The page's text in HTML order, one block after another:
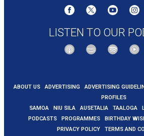
LISTEN TO OUR
ABOUT US ADVERTISING ADVERTISING
PROFILES
SAMOA
NIU SILA AUSETALIA TAALOGA
PODCASTS
PROGRAMMES BIRTHDAY
PRIVACY POLICY
TERMS AND